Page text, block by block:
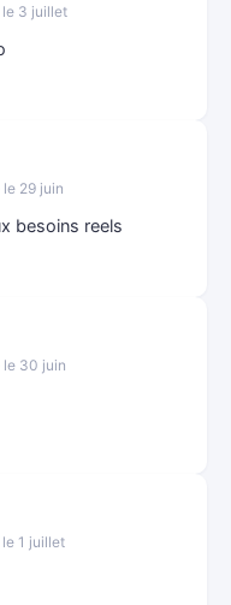
le 3 juillet
29 juin
besoins reels
le 30 juin
1 juillet